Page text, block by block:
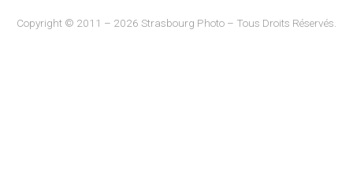
Copyright © 2011 – 2026 Strasbourg Photo – Tous Droits Réservés.